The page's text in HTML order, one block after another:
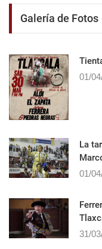
Galería de Fotos
01/
La
01/
31/